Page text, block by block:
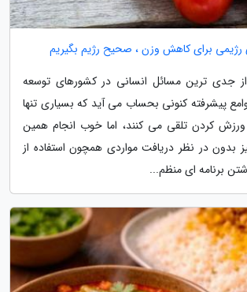
برای کاهش وزن ، صحیح رژیم بگیریم
جدی ترین مسائل انسانی در کشورهای توسعه
پیشرفته کنونی بحساب می آید که بسیاری تنها
ورزش کردن تلقی می کنند، اما خوب انجام همین
بدون در نظر دریافت مواردی همچون استفاده از
برنامه ای منظم...